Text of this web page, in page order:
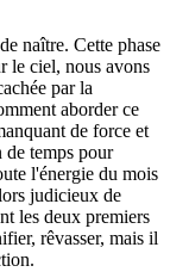
naître. Cette phase
le ciel, nous avons
par la
aborder ce
de force et
temps pour
l'énergie du mois
judicieux de
les deux premiers
rêvasser, mais il